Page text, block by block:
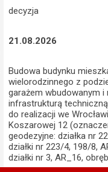
decyzja
21.08.2026
Budowa budynku
wielorodzinnego z
garażem wbudowanym i
infrastrukturą
do realizacji we
Koszarowej 12
geodezyjne: działka nr
działki nr 223/4, 198/8,
działki nr 3, AR_16,